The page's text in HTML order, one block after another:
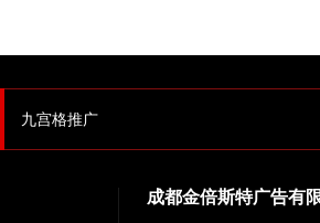
九宫格推广
成都金倍斯特广告有